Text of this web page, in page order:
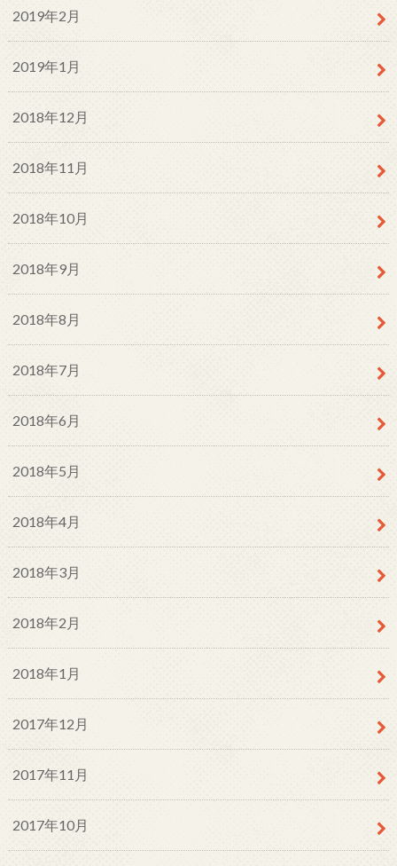
2019年2月
2019年1月
2018年12月
2018年11月
2018年10月
2018年9月
2018年8月
2018年7月
2018年6月
2018年5月
2018年4月
2018年3月
2018年2月
2018年1月
2017年12月
2017年11月
2017年10月